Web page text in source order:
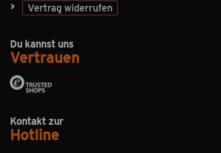
Vertrag widerrufen
Du kannst uns
Vertrauen
Kontakt zur
Hotline